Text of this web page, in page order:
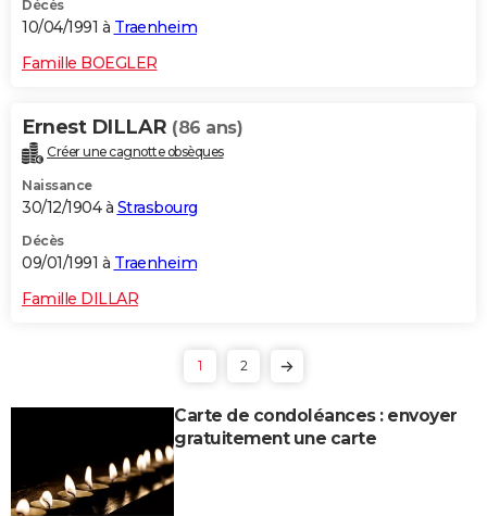
Décès
10/04/1991 à Traenheim
Famille BOEGLER
Ernest DILLAR (86 ans)
Créer une cagnotte obsèques
Naissance
30/12/1904 à Strasbourg
Décès
09/01/1991 à Traenheim
Famille DILLAR
1 2
Carte de condoléances : envoyer
gratuitement une carte